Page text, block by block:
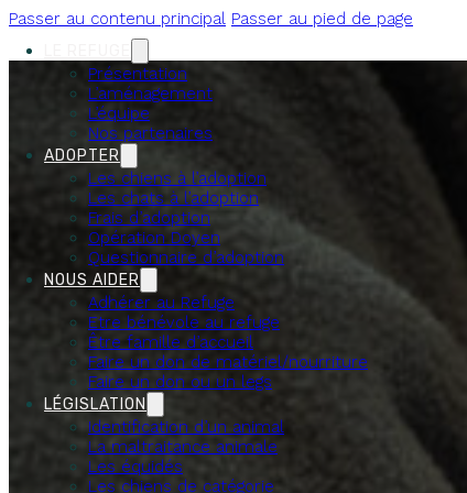
Passer au contenu principal Passer au pied de page
Présentation
L’aménagement
L’équipe
Nos partenaires
ADOPTER
Les chiens à l’adoption
Les chats à l’adoption
Frais d’adoption
Opération Doyen
Questionnaire d’adoption
NOUS AIDER
Adhérer au Refuge
Etre bénévole au refuge
Être famille d’accueil
Faire un don de matériel/nourriture
Faire un don ou un legs
LÉGISLATION
Identification d’un animal
La maltraitance animale
Les équidés
Les chiens de catégorie